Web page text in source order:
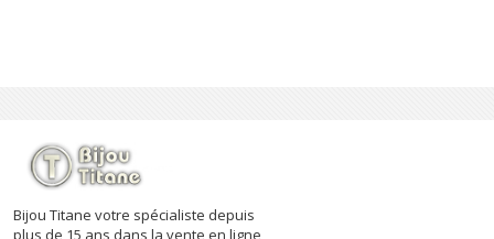
Bijou Titane votre spécialiste depuis
plus de 15 ans dans la vente en ligne